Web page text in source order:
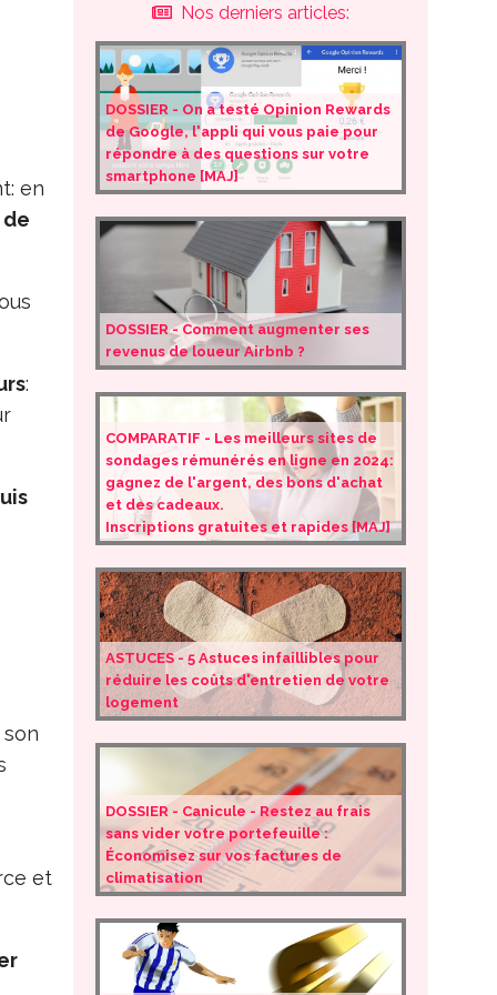
en
de
:
et
Nos derniers articles:
DOSSIER - On a testé Opinion Rewards
de Google, l'appli qui vous paie pour
répondre à des questions sur votre
smartphone [MAJ]
DOSSIER - Comment augmenter ses
revenus de loueur Airbnb ?
COMPARATIF - Les meilleurs sites de
sondages rémunérés en ligne en 2024:
gagnez de l'argent, des bons d'achat
et des cadeaux.
Inscriptions gratuites et rapides [MAJ]
ASTUCES - 5 Astuces infaillibles pour
réduire les coûts d'entretien de votre
logement
DOSSIER - Canicule - Restez au frais
sans vider votre portefeuille :
Économisez sur vos factures de
climatisation